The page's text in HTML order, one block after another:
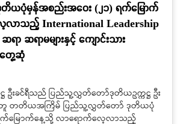
ပုံမှန်အစည်းအဝေး (၂၁) ရက်မြောက်
ာသည့် International Leadership
ာ ဆရာမများနှင့် ကျောင်းသား
တွေ့ဆုံ
ဦးခင်ရီသည် ပြည်သူ့လွှတ်တော်ဒုတိယဥက္ကဋ္ဌ ဦး
အတူ တတိယအကြိမ် ပြည်သူ့လွှတ်တော် ဒုတိယပုံ
က်မြောက်နေ့သို့ လာရောက်လေ့လာသည့်